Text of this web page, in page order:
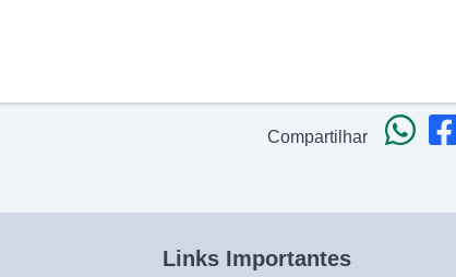
Compartilhar
Links Importantes